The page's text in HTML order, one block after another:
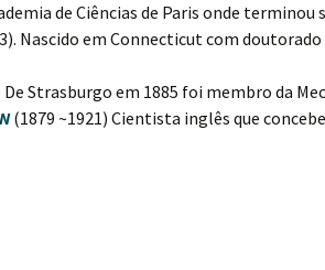
de Ciências de Paris onde terminou
Nascido em Connecticut com
De Strasburgo em 1885 foi membro da
(1879 ~1921) Cientista inglês que